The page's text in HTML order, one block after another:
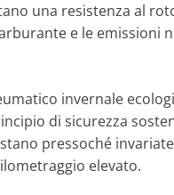
una resistenza al
e le emissioni
invernale
di sicurezza
pressoché
elevato.